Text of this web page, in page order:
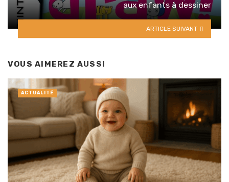
aux enfants à dessiner
ARTICLE SUIVANT
VOUS AIMEREZ AUSSI
ACTUALITÉ